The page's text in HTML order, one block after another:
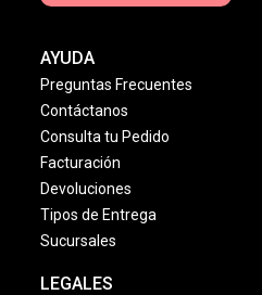
AYUDA
Preguntas Frecuentes
Contáctanos
Consulta tu Pedido
Facturación
Devoluciones
Tipos de Entrega
Sucursales
LEGALES